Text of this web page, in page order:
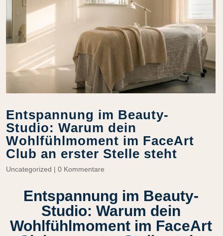
Entspannung im Beauty-
Studio: Warum dein
Wohlfühlmoment im FaceArt
Club an erster Stelle steht
Uncategorized | 0 Kommentare
Entspannung im Beauty-
Studio: Warum dein
Wohlfühlmoment im FaceArt